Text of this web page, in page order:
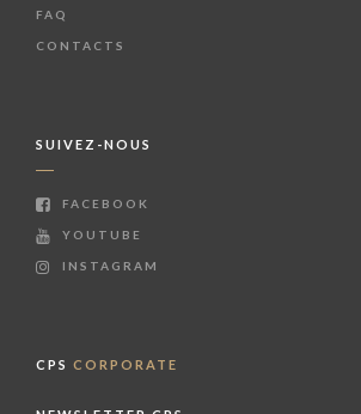
FAQ
CONTACTS
SUIVEZ-NOUS
FACEBOOK
YOUTUBE
INSTAGRAM
CPS CORPORATE